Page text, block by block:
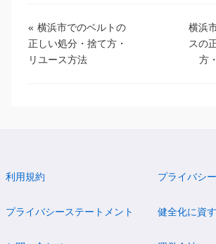
« 横浜市でのベルトの
正しい処分・捨て方・
リユース方法
横浜
スの
方
利用規約 プライバシ
プライバシーステートメント 健全化に資